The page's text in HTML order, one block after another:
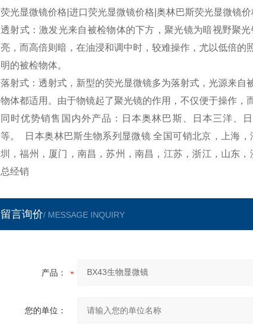
荧光显微镜价格|进口荧光显微镜价格|奥林巴斯荧光显微镜价
透射式：激发光来自被检物体的下方，聚光镜为暗视野聚
亮，而高倍则暗，在油浸和调中时，较难操作，尤以低倍
明的被检物体。
落射式：透射式，新型的荧光显微镜多为落射式，光源来
物体都适用。由于物镜起了聚光镜的作用，不仅便于操作
同时优势销售国内外产品：日本奥林巴斯、日本三洋、
等。 日本奥林巴斯生物系列显微镜 全国可销北京，上海
圳，福州，厦门，南昌，苏州，南昌，江苏，浙江，山东
总经销
留言询价/ MESSAGE INQUIRY
产品：
您的单位：